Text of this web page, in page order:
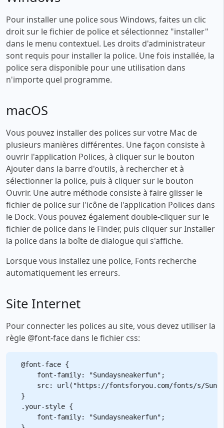
Pour installer une police sous Windows, faites un clic
droit sur le fichier de police et sélectionnez "installer"
dans le menu contextuel. Les droits d'administrateur
sont requis pour installer la police. Une fois installée, la
police sera disponible pour une utilisation dans
n'importe quel programme.
macOS
Vous pouvez installer des polices sur votre Mac de
plusieurs manières différentes. Une façon consiste à
ouvrir l'application Polices, à cliquer sur le bouton
Ajouter dans la barre d'outils, à rechercher et à
sélectionner la police, puis à cliquer sur le bouton
Ouvrir. Une autre méthode consiste à faire glisser le
fichier de police sur l'icône de l'application Polices dans
le Dock. Vous pouvez également double-cliquer sur le
fichier de police dans le Finder, puis cliquer sur Installer
la police dans la boîte de dialogue qui s'affiche.
Lorsque vous installez une police, Fonts recherche
automatiquement les erreurs.
Site Internet
Pour connecter les polices au site, vous devez utiliser la
règle @font-face dans le fichier css:
@font-face {
    font-family: "Sundaysneakerfun";
src: url("https://fontsforyou.com/fonts/s/
}
.your-style {
    font-family: "Sundaysneakerfun";